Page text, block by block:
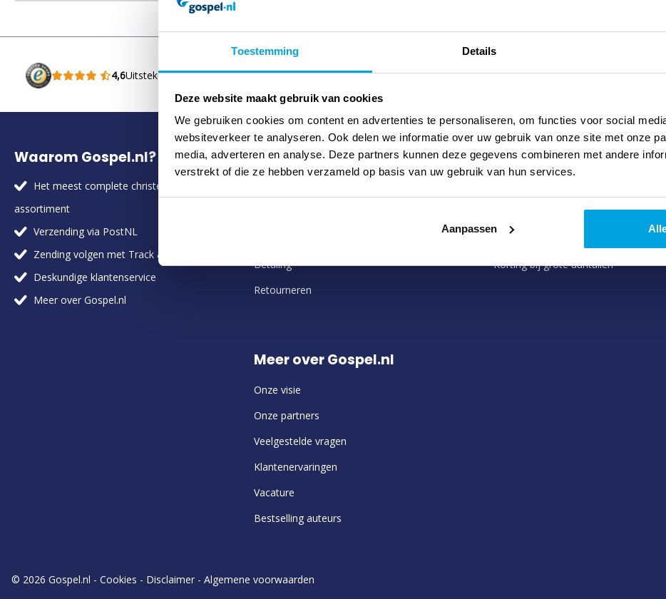
Toestemming Details
Deze website maakt gebruik van cookies
We gebruiken cookies om content en advertenties te personaliseren, om functies voor social
websiteverkeer te analyseren. Ook delen we informatie over uw gebruik van onze site met onze
media, adverteren en analyse. Deze partners kunnen deze gegevens combineren met andere
verstrekt of die ze hebben verzameld op basis van uw gebruik van hun services.
Aanpassen
4,6Uitstekend• 250 beoordelingen
Waarom Gospel.nl?
Het meest complete christelijke
assortiment
Verzending via PostNL
Zending volgen met Track & Trace
Deskundige klantenservice
Meer over Gospel.nl
Klantenservice
Betaling
Retourneren
Meer over Gospel.nl
Onze visie
Onze partners
Veelgestelde vragen
Klantenervaringen
Vacature
Bestselling auteurs
We zijn er ook voor...
Scholen
Korting bij grote aantallen
© 2026 Gospel.nl - Cookies - Disclaimer - Algemene voorwaarden